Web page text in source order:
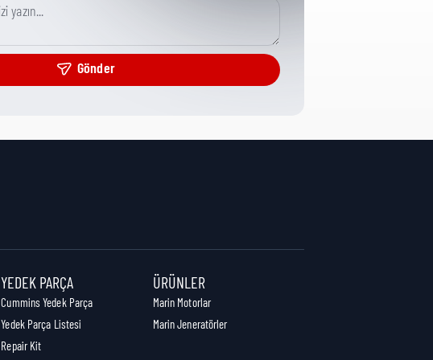
Fastening Hardware
Gönder
YEDEK PARÇA
Cummins Yedek Parça
Yedek Parça Listesi
Repair Kit
ÜRÜNLER
Marin Motorlar
Marin Jeneratörler